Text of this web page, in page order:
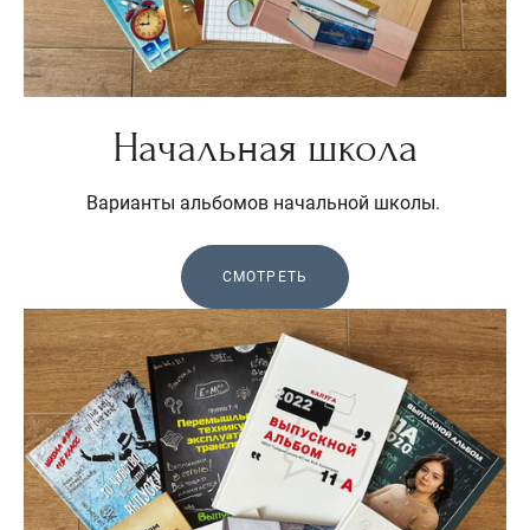
Начальная школа
Варианты альбомов начальной школы.
СМОТРЕТЬ